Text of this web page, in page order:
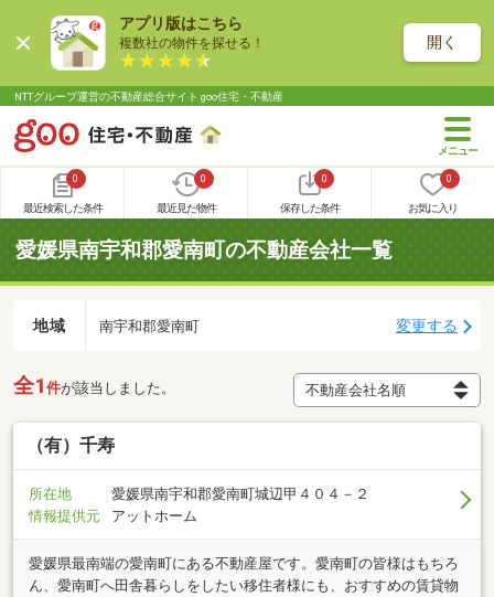
アプリ版はこちら
複数社の物件を探せる！ 開く
NTTグループ運営の不動産総合サイト goo住宅・不動産
0
最近検索した条件
0
最近見た物件
0
保存した条件
0
お気に入り
愛媛県南宇和郡愛南町の不動産会社一覧
地域 南宇和郡愛南町 変更する
全1 件が該当しました。
（有）千寿
所在地
愛媛県南宇和郡愛南町城辺甲４０４－２
情報提供元
アットホーム
愛媛県最南端の愛南町にある不動産屋です。愛南町の皆様はもちろ
ん、愛南町へ田舎暮らしをしたい移住者様にも、おすすめの賃貸物